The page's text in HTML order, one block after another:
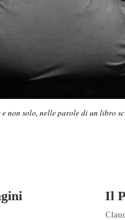
non solo, nelle parole di un libro
Il